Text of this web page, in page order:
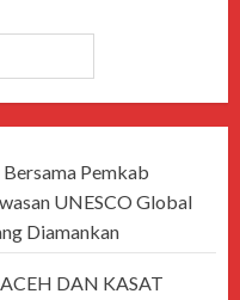
Pemkab
UNESCO Global
Diamankan
DAN KASAT